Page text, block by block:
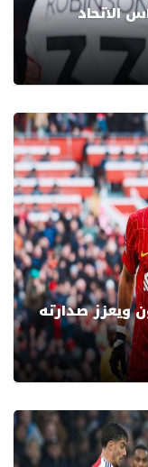
الاتحاد
ويعزز صدارته